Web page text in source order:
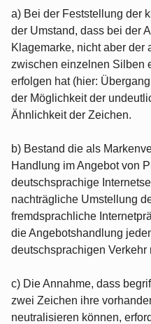
a) Bei der Feststellung der
der Umstand, dass bei der
Klagemarke, nicht aber der
zwischen einzelnen Silben
erfolgen hat (hier:
der Möglichkeit der
Ähnlichkeit der Zeichen.
b) Bestand die als
Handlung im Angebot von
deutschsprachige
nachträgliche Umstellung
fremdsprachliche
die Angebotshandlung
deutschsprachigen Verkehr
c) Die Annahme, dass
zwei Zeichen ihre
neutralisieren können,